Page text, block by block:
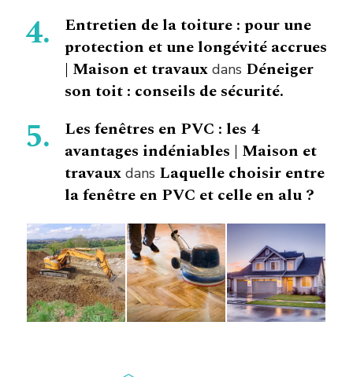
Entretien de la toiture : pour une
protection et une longévité accrues
| Maison et travaux dans Déneiger
son toit : conseils de sécurité.
Les fenêtres en PVC : les 4
avantages indéniables | Maison et
travaux dans Laquelle choisir entre
la fenêtre en PVC et celle en alu ?